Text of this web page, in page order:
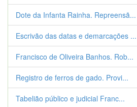
Dote da Infanta Rainha. Repreensã...
Escrivão das datas e demarcações ...
Francisco de Oliveira Banhos. Rob...
Registro de ferros de gado. Provi...
Tabelião público e judicial Franc...